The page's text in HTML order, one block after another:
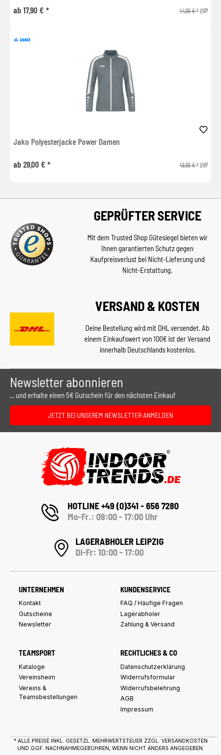
ab 17,90 € * 44,99 € *UVP
Jako Polyesterjacke Power Damen
ab 29,00 € * 49,99 € *UVP
GEPRÜFTER SERVICE
Mit dem Trusted Shop Gütesiegel bieten wir
Ihnen garantierten Schutz gegen
Kaufpreisverlust bei Nicht-Lieferung und
Nicht-Erstattung.
VERSAND & KOSTEN
Deine Bestellung wird mit DHL versendet. Ab
einem Einkaufswert von 100€ ist der Versand
innerhalb Deutschlands kostenlos.
Newsletter abonnieren
... und erhalte einen 5€ Gutschein für den nächsten Einkauf
JETZT BEI UNSEREM NEWSLETTER ANMELDEN
HOTLINE +49 (0)341 - 656 7280
Mo-Fr.: 09:00 - 17:00 Uhr
LAGERABHOLER LEIPZIG
Di-Fr: 10:00 - 17:00
UNTERNEHMEN
Kontakt
Gutscheine
Newsletter
KUNDENSERVICE
FAQ / Häufige Fragen
Lagerabholer
Zahlung & Versand
TEAMSPORT
Kataloge
Vereinsheim
Vereins &
Teamsbestellungen
RECHTLICHES & CO
Datenschutzerklärung
Widerrufsformular
Widerrufsbelehrung
AGB
Impressum
* ALLE PREISE INKL. GESETZL. MEHRWERTSTEUER ZZGL. VERSANDKOSTEN
UND GGF. NACHNAHMEGEBÜHREN, WENN NICHT ANDERS ANGEGEBEN.